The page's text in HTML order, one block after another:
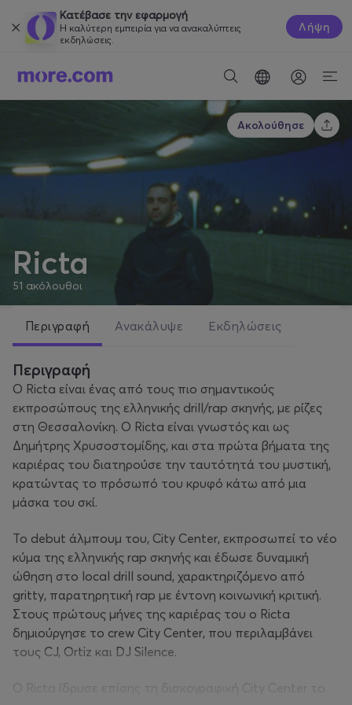
Κατέβασε την εφαρμογή
Η καλύτερη εμπειρία για να ανακαλύπτεις
εκδηλώσεις.
Λήψη
Ricta
51 ακόλουθοι
Ακολούθησε
Περιγραφή Ανακάλυψε Εκδηλώσεις
Περιγραφή
Ο Ricta είναι ένας από τους πιο σημαντικούς
εκπροσώπους της ελληνικής drill/rap σκηνής, με ρίζες
στη Θεσσαλονίκη. Ο Ricta είναι γνωστός και ως
Δημήτρης Χρυσοστομίδης, και στα πρώτα βήματα της
καριέρας του διατηρούσε την ταυτότητά του μυστική,
κρατώντας το πρόσωπό του κρυφό κάτω από μια
μάσκα του σκί.
Το debut άλμπουμ του, City Center, εκπροσωπεί το νέο
κύμα της ελληνικής rap σκηνής και έδωσε δυναμική
ώθηση στο local drill sound, χαρακτηριζόμενο από
gritty, παρατηρητική rap με έντονη κοινωνική κριτική.
Στους πρώτους μήνες της καριέρας του ο Ricta
δημιούργησε το crew City Center, που περιλαμβάνει
τους CJ, Ortiz και DJ Silence.
Ο Ricta ίδρυσε επίσης τη δισκογραφική City Center το